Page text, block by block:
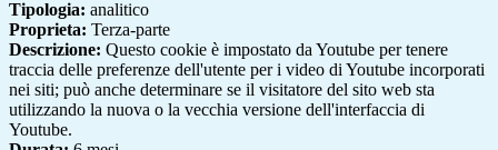
Tipologia: analitico
Proprieta: Terza-parte
Descrizione: Questo cookie è impostato da Youtube per tenere
traccia delle preferenze dell'utente per i video di Youtube incorporati
nei siti; può anche determinare se il visitatore del sito web sta
utilizzando la nuova o la vecchia versione dell'interfaccia di
Youtube.